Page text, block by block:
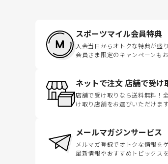
スポーツマイル会員特典
入会当日からオトクな特典が盛
会員さま限定のキャンペーンもお
ネットで注文 店舗で受け
店舗で受け取りなら送料無料！
け取り店舗をお選びいただけます
メールマガジンサービス
メルマガ登録でオトクな情報を
最新情報やおすすめトピックス